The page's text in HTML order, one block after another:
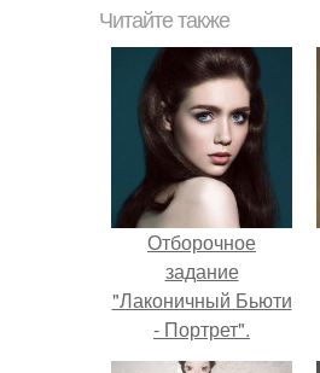
Читайте также
Отборочное
задание
"Лаконичный Бьюти
- Портрет".